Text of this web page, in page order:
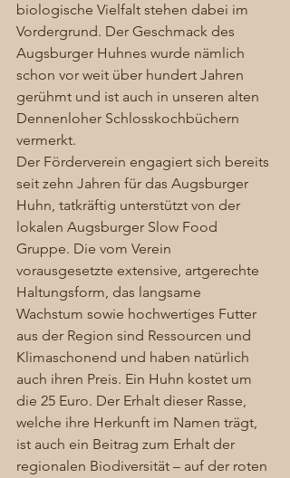
biologische Vielfalt stehen dabei im
Vordergrund. Der Geschmack des
Augsburger Huhnes wurde nämlich
schon vor weit über hundert Jahren
gerühmt und ist auch in unseren alten
Dennenloher Schlosskochbüchern
vermerkt.
Der Förderverein engagiert sich bereits
seit zehn Jahren für das Augsburger
Huhn, tatkräftig unterstützt von der
lokalen Augsburger Slow Food
Gruppe. Die vom Verein
vorausgesetzte extensive, artgerechte
Haltungsform, das langsame
Wachstum sowie hochwertiges Futter
aus der Region sind Ressourcen und
Klimaschonend und haben natürlich
auch ihren Preis. Ein Huhn kostet um
die 25 Euro. Der Erhalt dieser Rasse,
welche ihre Herkunft im Namen trägt,
ist auch ein Beitrag zum Erhalt der
regionalen Biodiversität – auf der roten